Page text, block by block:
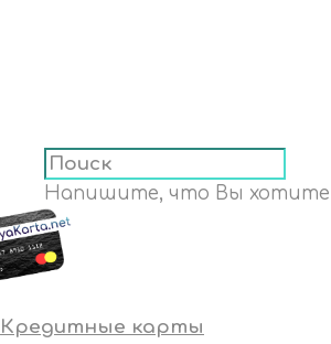
Напишите, что Вы
Кредитные карты